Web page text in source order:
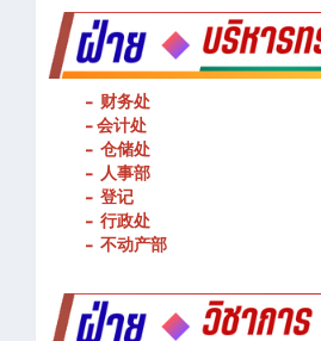
- 财务处
-会计处
- 仓储处
- 人事部
- 登记
- 行政处
- 不动产部